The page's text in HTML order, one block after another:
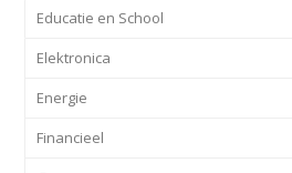
Educatie en School
Elektronica
Energie
Financieel